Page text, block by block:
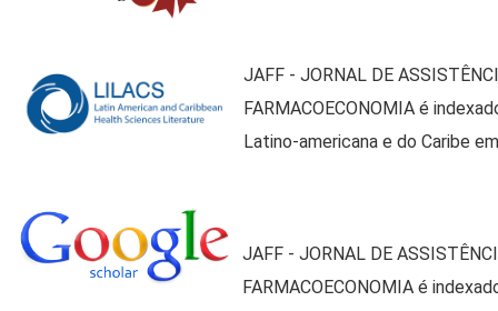
O INAFF apoia integralmente os custos de publicação do
JAFF, o que está alinhado a missão do instituto de
promover o desenvolvimento técnico-científico através de
JAFF - JORNAL DE
FARMACOECONOMIA é
Latino-americana e do Caribe
JAFF - JORNAL DE
FARMACOECONOMIA é